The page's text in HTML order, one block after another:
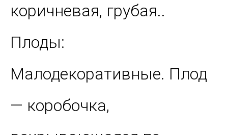
коричневая, грубая..
Плоды:
Малодекоративные. Плод
— коробочка,